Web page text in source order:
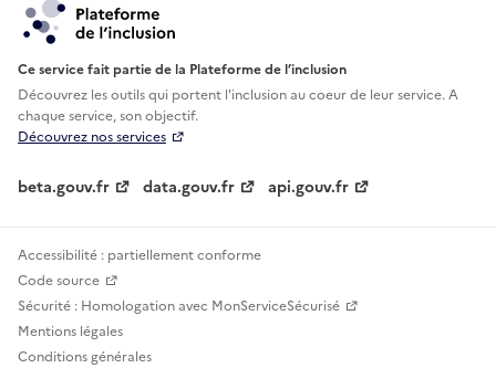
Ce service fait partie de la Plateforme de l’inclusion
Découvrez les outils qui portent l'inclusion aucoeur de leur service. A
chaque service, son objectif.
Découvrez nos services
beta.gouv.fr data.gouv.fr api.gouv.fr
Accessibilité : partiellement conforme
Code source
Sécurité : Homologation avec MonServiceSécurisé
Mentions légales
Conditions générales